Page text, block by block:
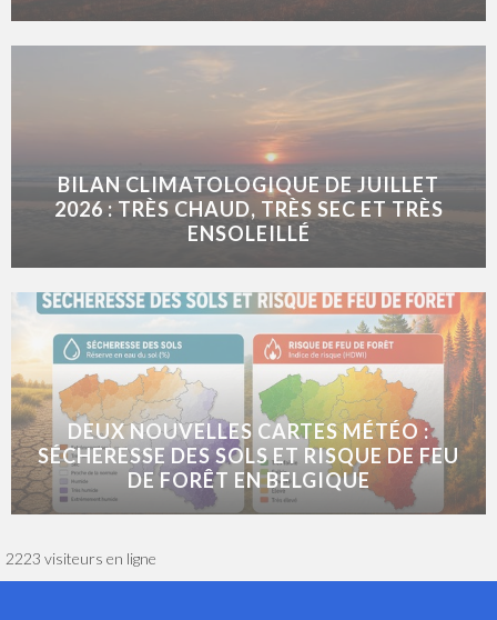
BILAN CLIMATOLOGIQUE DE JUILLET
2026 : TRÈS CHAUD, TRÈS SEC ET TRÈS
ENSOLEILLÉ
DEUX NOUVELLES CARTES MÉTÉO :
SÉCHERESSE DES SOLS ET RISQUE DE FEU
DE FORÊT EN BELGIQUE
2223 visiteurs en ligne